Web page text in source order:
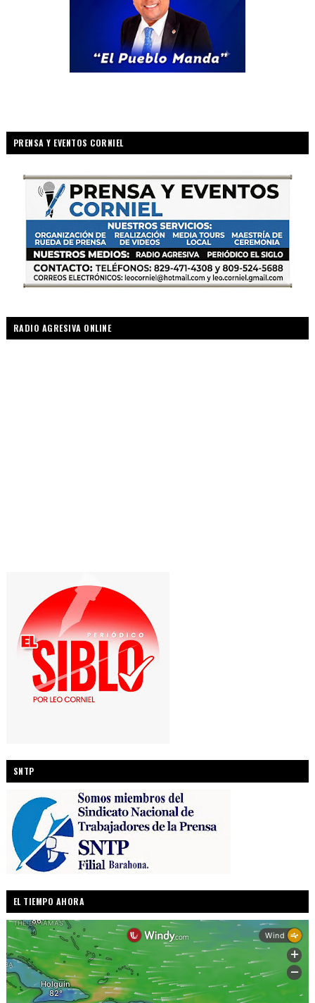
PRENSA Y EVENTOS CORNIEL
RADIO AGRESIVA ONLINE
SNTP
EL TIEMPO AHORA